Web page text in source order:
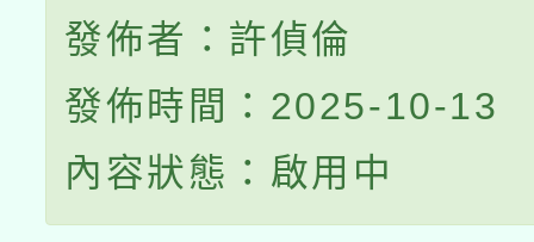
發佈者：許偵倫
發佈時間：2025-10-13
內容狀態：啟用中